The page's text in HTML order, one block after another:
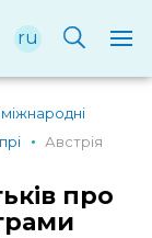
ru
міжнародні
Австрія
про